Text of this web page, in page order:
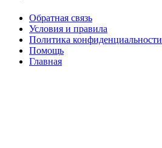
Обратная связь
Условия и правила
Политика конфиденциальности
Помощь
Главная